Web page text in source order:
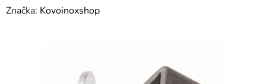
Značka: Kovoinoxshop